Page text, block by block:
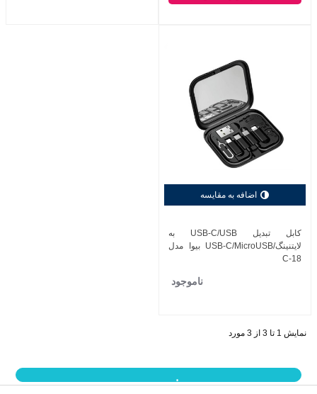
اضافه به مقایسه
کابل تبدیل USB-C/USB به
لایتنینگ/USB-C/MicroUSB بیوا مدل
C-18
ناموجود
نمایش 1 تا 3 از 3 مورد
نمایش بیشتر